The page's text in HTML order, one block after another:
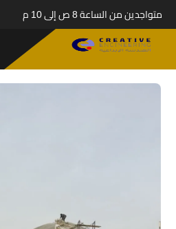
متواجدين من الساعة 8 ص إلى 10 م